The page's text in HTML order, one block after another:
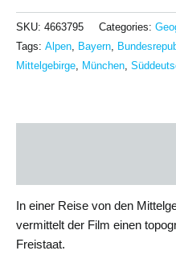
SKU: 4663795 Categories:
Tags: Alpen, Bayern,
Mittelgebirge, München,
In einer Reise von den
vermittelt der Film einen
Freistaat.